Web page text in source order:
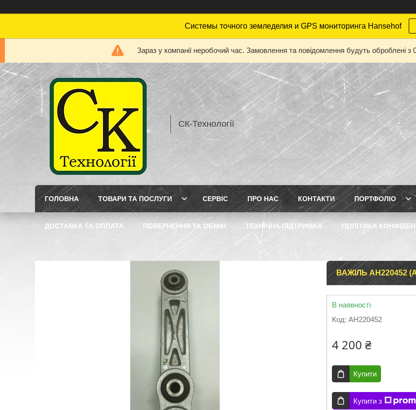
Системы точного земледелия и GPS мониторинга Hansehof
Зараз у компанії неробочий час. Замовлення та повідомлення будуть оброблені
СК-Технології
ГОЛОВНА ТОВАРИ ТА ПОСЛУГИ СЕРВІС ПРО НАС КОНТАКТИ ПОРТФОЛІО
ДОСТАВКА ТА ОПЛАТА ПОВЕРНЕННЯ ТА ОБМІН ТЕХНІЧНА ПІДТРИМКА ПОЛІТИКА
ВАЖІЛЬ AH220452
В наявності
Код: AH220452
4 200 ₴
Купити
Купити з